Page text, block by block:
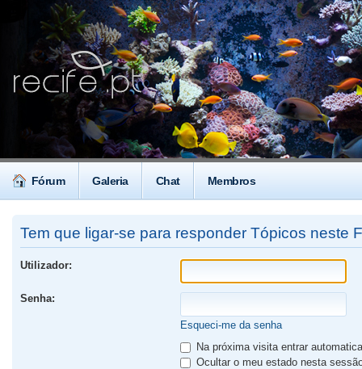
Fórum Galeria Chat Membros
Tem que ligar-se para responder Tópicos neste
Utilizador:
Senha:
Esqueci-me da senha
Na próxima visita entrar
Ocultar o meu estado nesta